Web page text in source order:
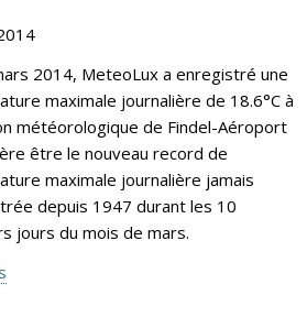
2014, MeteoLux a enregistré une
maximale journalière de 18.6°C à
météorologique de Findel-Aéroport
être le nouveau record de
maximale journalière jamais
depuis 1947 durant les 10
jours du mois de mars.